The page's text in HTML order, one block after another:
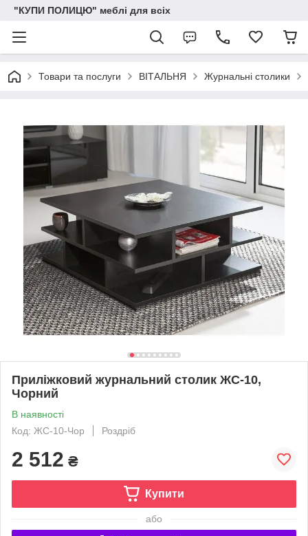
"КУПИ ПОЛИЦЮ" меблі для всіх
Товари та послуги ВІТАЛЬНЯ Журнальні столики
Приліжковий журнальний столик ЖС-10,
Чорний
В наявності
Код: ЖС-10-Чор
Роздріб
2 512 ₴
Купити
або